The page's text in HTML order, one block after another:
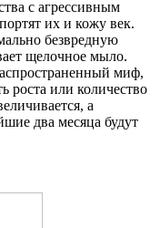
с агрессивным
их и кожу век.
безвредную
щелочное мыло.
миф,
роста или количество
а
два месяца будут